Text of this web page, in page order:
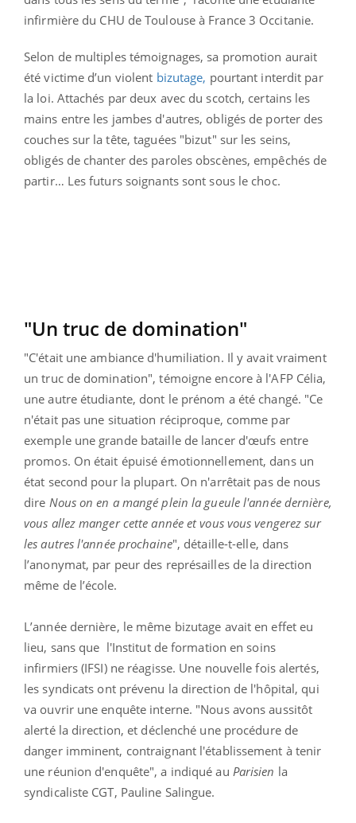
infirmière du CHU de Toulouse à France 3 Occitanie.
Selon de multiples témoignages, sa promotion aurait
été victime d’un violent bizutage, pourtant interdit par
la loi. Attachés par deux avec du scotch, certains les
mains entre les jambes d'autres, obligés de porter des
couches sur la tête, taguées "bizut" sur les seins,
obligés de chanter des paroles obscènes, empêchés de
partir… Les futurs soignants sont sous le choc.
"Un truc de domination"
"C'était une ambiance d'humiliation. Il y avait vraiment
un truc de domination", témoigne encore à l'AFP Célia,
une autre étudiante, dont le prénom a été changé. "Ce
n'était pas une situation réciproque, comme par
exemple une grande bataille de lancer d'œufs entre
promos. On était épuisé émotionnellement, dans un
état second pour la plupart. On n'arrêtait pas de nous
dire Nous on en a mangé plein la gueule l'année dernière,
vous allez manger cette année et vous vous vengerez sur
les autres l'année prochaine", détaille-t-elle, dans
l’anonymat, par peur des représailles de la direction
même de l’école.
L’année dernière, le même bizutage avait en effet eu
lieu, sans que l'Institut de formation en soins
infirmiers (IFSI) ne réagisse. Une nouvelle fois alertés,
les syndicats ont prévenu la direction de l'hôpital, qui
va ouvrir une enquête interne. "Nous avons aussitôt
alerté la direction, et déclenché une procédure de
danger imminent, contraignant l'établissement à tenir
une réunion d'enquête", a indiqué au Parisien la
syndicaliste CGT, Pauline Salingue.